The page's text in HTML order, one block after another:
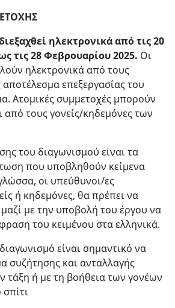
ηλεκτρονικά από τις 20
τις 28 Φεβρουαρίου 2025. Οι
ηλεκτρονικά από τους
επεξεργασίας του
Ατομικές συμμετοχές μπορούν
τους γονείς/κηδεμόνες των
του διαγωνισμού είναι τα
που υποβληθούν κείμενα
οι υπεύθυνοι/ες
ή κηδεμόνες, θα πρέπει να
με την υποβολή του έργου να
του κειμένου στα ελληνικά.
είναι σημαντικό να
συζήτησης και ανταλλαγής
ή με τη βοήθεια των γονέων